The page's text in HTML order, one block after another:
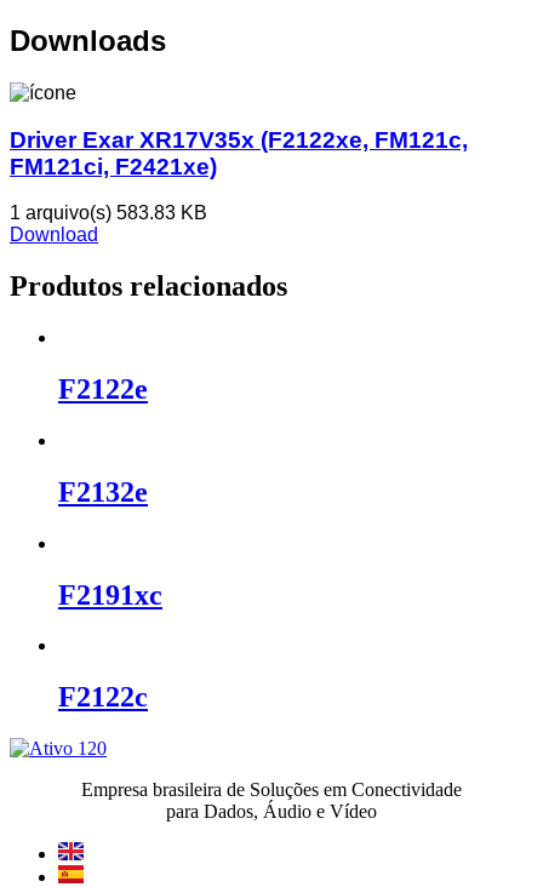
Downloads
Driver Exar XR17V35x (F2122xe, FM121c,
FM121ci, F2421xe)
1 arquivo(s) 583.83 KB
Download
Produtos relacionados
F2122e
F2132e
F2191xc
F2122c
Empresa brasileira de Soluções em Conectividade
para Dados, Áudio e Vídeo